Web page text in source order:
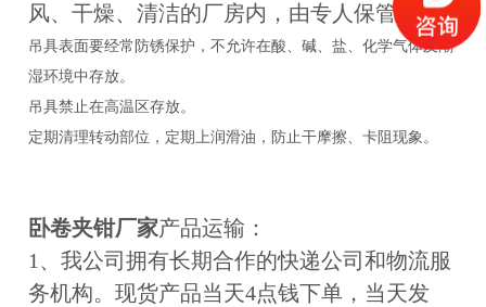
风、干燥、清洁的厂房内，由专人保管。
吊具表面要经常防锈保护，不允许在酸、碱、盐、化学气体及潮
湿环境中存放。
吊具禁止在高温区存放。
定期清理转动部位，定期上润滑油，防止干摩擦、卡阻现象。
卧卷夹钳厂家产品运输：
1、我公司拥有长期合作的快递公司和物流服
务机构。现货产品当天4点钱下单，当天发